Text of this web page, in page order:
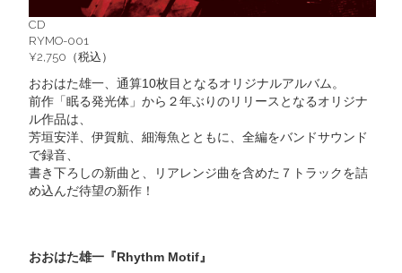
CD
RYMO-001
¥2,750（税込）
おおはた雄一、通算10枚目となるオリジナルアルバム。
前作「眠る発光体」から２年ぶりのリリースとなるオリジナ
ル作品は、
芳垣安洋、伊賀航、細海魚とともに、全編をバンドサウンド
で録音、
書き下ろしの新曲と、リアレンジ曲を含めた７トラックを詰
め込んだ待望の新作！
おおはた雄一 『Rhythm Motif』